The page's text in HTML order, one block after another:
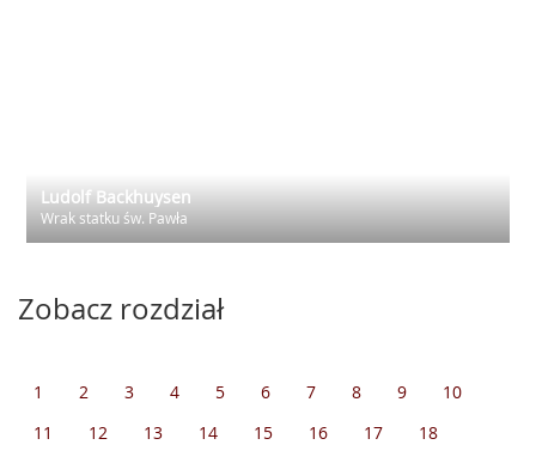
Ludolf Backhuysen
Wrak statku św. Pawła
Zobacz rozdział
1 2 3 4 5 6 7 8 9
10
11
12 13 14 15 16 17
18